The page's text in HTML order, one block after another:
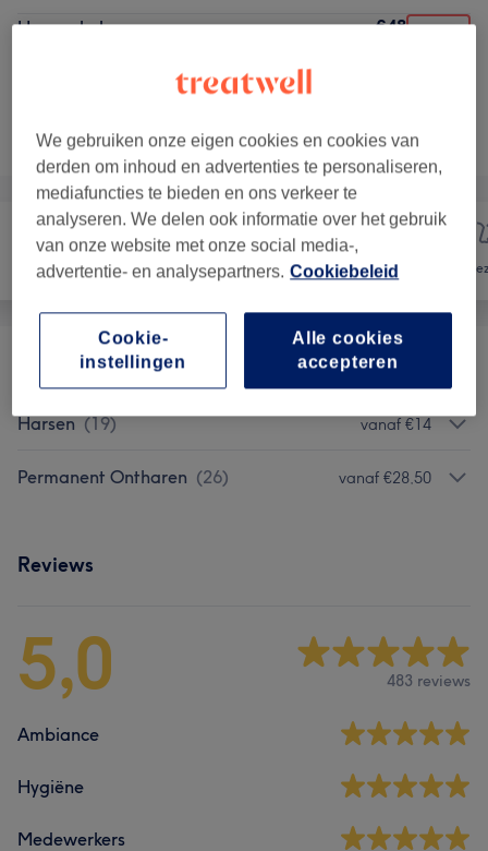
Harsen hele armen
€48
Alle behandelingen
Nagels Ontharen
Extra Behandelingen vanaf €11,50
Harsen (19) vanaf €14
Permanent Ontharen (26) vanaf €28,50
Reviews
5,0 483 reviews
Ambiance
Hygiëne
Medewerkers
We gebruiken onze eigen cookies en cookies van
derden om inhoud en advertenties te personaliseren,
mediafuncties te bieden en ons verkeer te
analyseren. We delen ook informatie over het gebruik
van onze website met onze social media-,
advertentie- en analysepartners. Cookiebeleid
Alle cookies
accepteren
Cookie-
instellingen